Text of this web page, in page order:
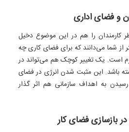
و فضای اداری
کارمندان را هم در این موضوع دخیل
از شما می‌دانند که برای فضای کاری چه
است. یک تغییر کوچک هم می‌تواند در
باشد. این مثبت شدن انرژی در فضای
به اهداف سازمانی هم اثر گذار
بازسازی فضای کار